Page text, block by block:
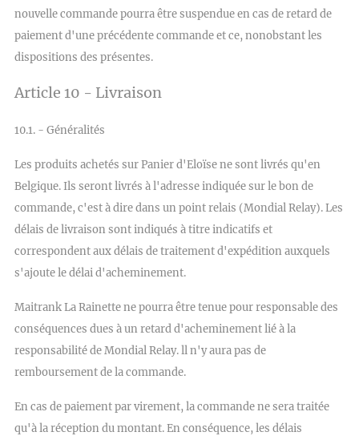
nouvelle commande pourra être suspendue en cas de retard de
paiement d'une précédente commande et ce, nonobstant les
dispositions des présentes.
Article 10 - Livraison
10.1. - Généralités
Les produits achetés sur Panier d'Eloïse ne sont livrés qu'en
Belgique. Ils seront livrés à l'adresse indiquée sur le bon de
commande, c'est à dire dans un point relais (Mondial Relay). Les
délais de livraison sont indiqués à titre indicatifs et
correspondent aux délais de traitement d'expédition auxquels
s'ajoute le délai d'acheminement.
Maitrank La Rainette ne pourra être tenue pour responsable des
conséquences dues à un retard d'acheminement lié à la
responsabilité de Mondial Relay. ll n'y aura pas de
remboursement de la commande.
En cas de paiement par virement, la commande ne sera traitée
qu'à la réception du montant. En conséquence, les délais